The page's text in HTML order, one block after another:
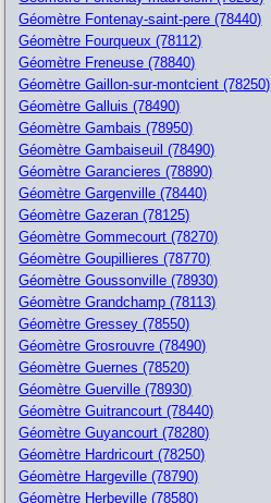
Géomètre Fontenay-saint-pere (78440)
Géomètre Fourqueux (78112)
Géomètre Freneuse (78840)
Géomètre Gaillon-sur-montcient (78250)
Géomètre Galluis (78490)
Géomètre Gambais (78950)
Géomètre Gambaiseuil (78490)
Géomètre Garancieres (78890)
Géomètre Gargenville (78440)
Géomètre Gazeran (78125)
Géomètre Gommecourt (78270)
Géomètre Goupillieres (78770)
Géomètre Goussonville (78930)
Géomètre Grandchamp (78113)
Géomètre Gressey (78550)
Géomètre Grosrouvre (78490)
Géomètre Guernes (78520)
Géomètre Guerville (78930)
Géomètre Guitrancourt (78440)
Géomètre Guyancourt (78280)
Géomètre Hardricourt (78250)
Géomètre Hargeville (78790)
Géomètre Herbeville (78580)